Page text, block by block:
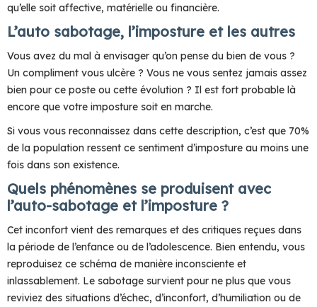
qu’elle soit affective, matérielle ou financière.
L’auto sabotage, l’imposture et les autres
Vous avez du mal à envisager qu’on pense du bien de vous ?
Un compliment vous ulcère ? Vous ne vous sentez jamais assez
bien pour ce poste ou cette évolution ? Il est fort probable là
encore que votre imposture soit en marche.
Si vous vous reconnaissez dans cette description, c’est que 70%
de la population ressent ce sentiment d’imposture au moins une
fois dans son existence.
Quels phénomènes se produisent avec
l’auto-sabotage et l’imposture ?
Cet inconfort vient des remarques et des critiques reçues dans
la période de l’enfance ou de l’adolescence. Bien entendu, vous
reproduisez ce schéma de manière inconsciente et
inlassablement. Le sabotage survient pour ne plus que vous
reviviez des situations d’échec, d’inconfort, d’humiliation ou de